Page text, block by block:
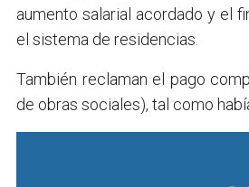
aumento salarial acordado y el
el sistema de residencias.
También reclaman el pago
de obras sociales), tal como